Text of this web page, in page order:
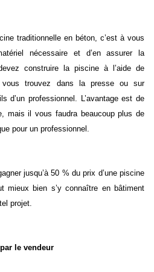
traditionnelle en béton, c’est à vous
nécessaire et d’en assurer la
construire la piscine à l’aide de
vous trouvez dans la presse ou sur
d’un professionnel. L’avantage est de
mais il vous faudra beaucoup plus de
pour un professionnel.
jusqu’à 50 % du prix d’une piscine
mieux bien s’y connaître en bâtiment
projet.
le vendeur